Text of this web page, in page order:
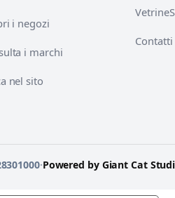
i negozi
i marchi
nel sito
Contatti
·Powered by Giant Cat